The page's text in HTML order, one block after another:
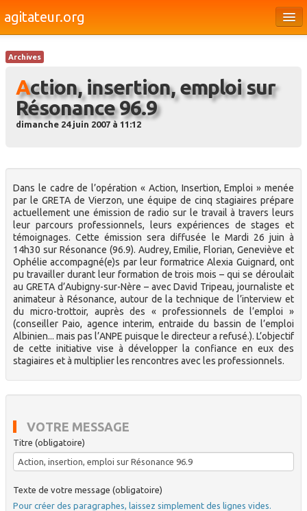
agitateur.org
Société
Culture
Brèves
Archives
Action, insertion, emploi sur
Résonance 96.9
dimanche 24 juin 2007 à 11:12
Dans le cadre de l’opération « Action, Insertion, Emploi » menée
par le GRETA de Vierzon, une équipe de cinq stagiaires prépare
actuellement une émission de radio sur le travail à travers leurs
leur parcours professionnels, leurs expériences de stages et
témoignages. Cette émission sera diffusée le Mardi 26 juin à
14h30 sur Résonance (96.9). Audrey, Emilie, Florian, Geneviève et
Ophélie accompagné(e)s par leur formatrice Alexia Guignard, ont
pu travailler durant leur formation de trois mois – qui se déroulait
au GRETA d’Aubigny-sur-Nère – avec David Tripeau, journaliste et
animateur à Résonance, autour de la technique de l’interview et
du micro-trottoir, auprès des « professionnels de l’emploi »
(conseiller Paio, agence interim, entraide du bassin de l’emploi
Albinien... mais pas l’ANPE puisque le directeur a refusé.). L’objectif
de cette initiative vise à développer la confiance en eux des
stagiaires et à multiplier les rencontres avec les professionnels.
VOTRE MESSAGE
Titre (obligatoire)
Texte de votre message (obligatoire)
Pour créer des paragraphes, laissez simplement des lignes vides.